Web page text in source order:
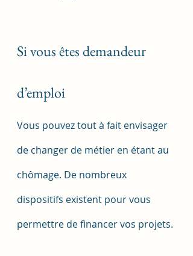
Si vous êtes demandeur
d’emploi
Vous pouvez tout à fait envisager
de changer de métier en étant au
chômage. De nombreux
dispositifs existent pour vous
permettre de financer vos projets.